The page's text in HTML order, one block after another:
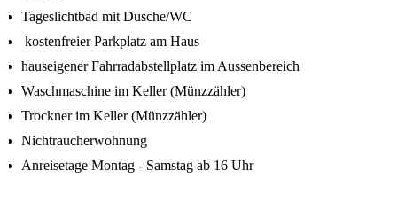
Tageslichtbad mit Dusche/WC
kostenfreier Parkplatz am Haus
hauseigener Fahrradabstellplatz im Aussenbereich
Waschmaschine im Keller (Münzzähler)
Trockner im Keller (Münzzähler)
Nichtraucherwohnung
Anreisetage Montag - Samstag ab 16 Uhr